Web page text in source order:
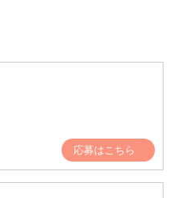
応募はこちら